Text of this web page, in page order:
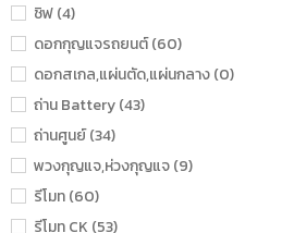
ชิฟ (4)
ดอกกุญแจรถยนต์ (60)
ดอกสเกล,แผ่นตัด,แผ่นกลาง (0)
ถ่าน Battery (43)
ถ่านศูนย์ (34)
พวงกุญแจ,ห่วงกุญแจ (9)
รีโมท (60)
รีโมท CK (53)